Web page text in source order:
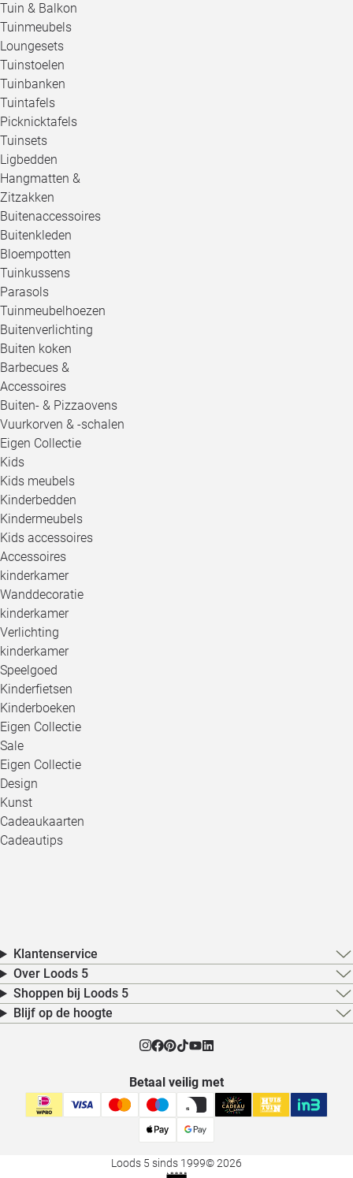
Tuin & Balkon
Tuinmeubels
Loungesets
Tuinstoelen
Tuinbanken
Tuintafels
Picknicktafels
Tuinsets
Ligbedden
Hangmatten &
Zitzakken
Buitenaccessoires
Buitenkleden
Bloempotten
Tuinkussens
Parasols
Tuinmeubelhoezen
Buitenverlichting
Buiten koken
Barbecues &
Accessoires
Buiten- & Pizzaovens
Vuurkorven & -schalen
Eigen Collectie
Kids
Kids meubels
Kinderbedden
Kindermeubels
Kids accessoires
Accessoires
kinderkamer
Wanddecoratie
kinderkamer
Verlichting
kinderkamer
Speelgoed
Kinderfietsen
Kinderboeken
Eigen Collectie
Sale
Eigen Collectie
Design
Kunst
Cadeaukaarten
Cadeautips
Klantenservice
Over Loods 5
Shoppen bij Loods 5
Blijf op de hoogte
Betaal veilig met
Loods 5 sinds 1999© 2026